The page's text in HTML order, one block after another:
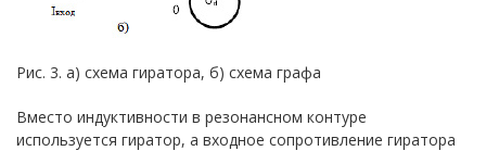
Рис. 3. а) схема гиратора, б) схема графа
Вместо индуктивности в резонансном контуре
используется гиратор, а входное сопротивление гиратора